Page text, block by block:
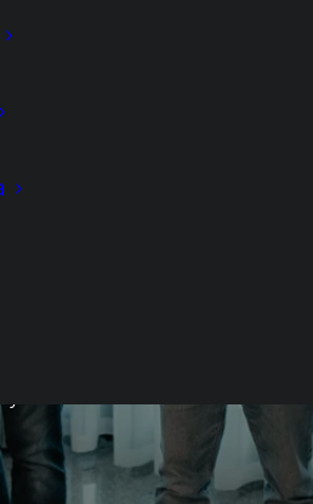
a
Hanul
cu Perdele
pe